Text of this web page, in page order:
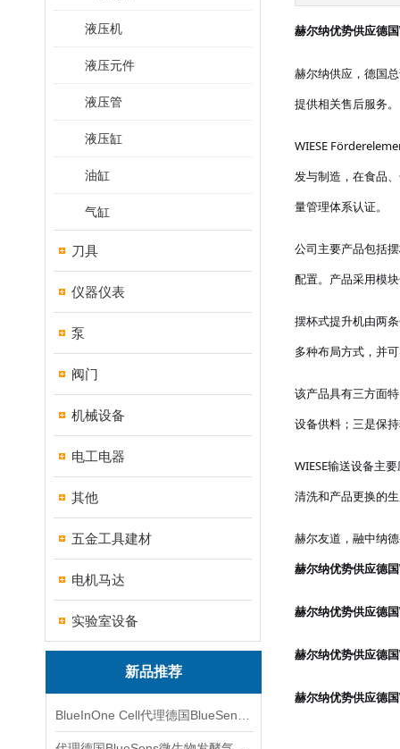
液压机
液压元件
液压管
液压缸
油缸
气缸
刀具
仪器仪表
泵
阀门
机械设备
电工电器
其他
五金工具建材
电机马达
实验室设备
新品推荐
赫尔纳优势供应德国
赫尔纳供应，德国
提供相关售后服务。
WIESE
发与制造，在食品
量管理体系认证。
公司主要产品包括
配置。产品采用模
摆杯式提升机由两
多种布局方式，并
该产品具有三方面
设备供料；三是保
WIESE输送设备主
清洗和产品更换的
赫尔友道，融中纳德
赫尔纳优势供应德国
赫尔纳优势供应德国
赫尔纳优势供应德国
赫尔纳优势供应德国